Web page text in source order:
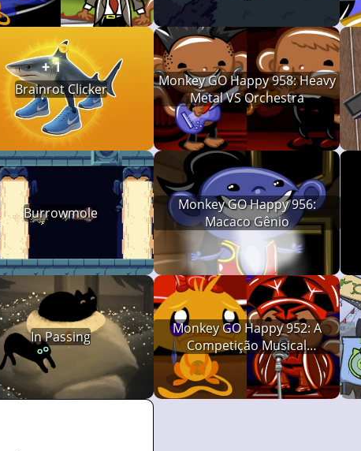
Brainrot Clicker
Monkey GO Happy 958: Heavy
Metal VS Orchestra
Burrowmole
Monkey GO Happy 956:
Macaco Gênio
In Passing
Monkey GO Happy 952: A
Competição Musical
MonkeyVision